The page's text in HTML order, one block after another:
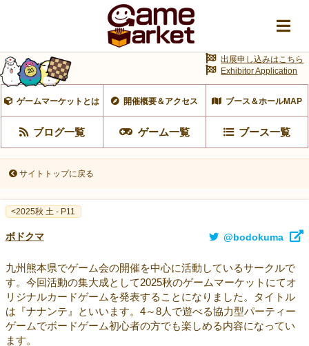
ゲームマーケットとは 開催概要＆アクセス ブース＆ホールMAP
ブログ一覧 ゲーム一覧 ブース一覧
出展申し込みはこちら
Exhibitor Application
サイトトップに戻る
<2025秋 土 - P11
ボドクマ @bodokuma
九州熊本県でゲーム会の開催を中心に活動しているサークルで
す。今回活動の集大成として2025秋のゲームマーケットにてオ
リジナルカードゲームを発表することになりました。タイトル
は『ナナンテ』といいます。4～8人で遊べる協力型パーティー
ゲームでボードゲーム初心者の方でも楽しめる内容になってい
ます。